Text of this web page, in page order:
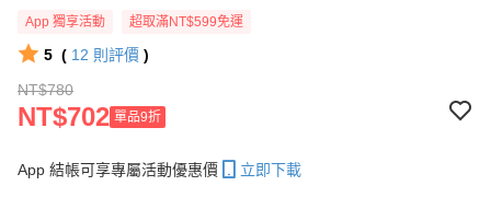
App 獨享活動 超取滿NT$599免運
5 ( 12 則評價 )
NT$780
NT$702 單品9折
App 結帳可享專屬活動優惠價 立即下載